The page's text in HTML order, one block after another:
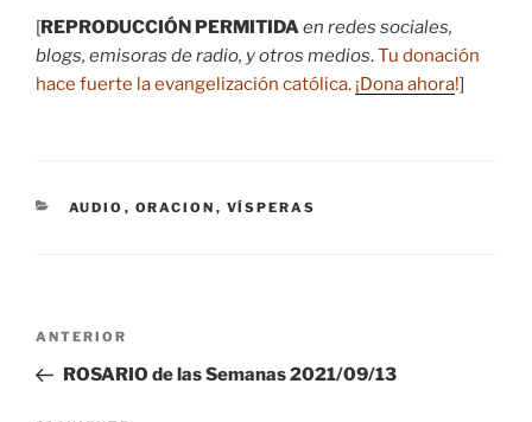
[REPRODUCCIÓN PERMITIDAen redes sociales,
blogs, emisoras de radio, y otros medios.Tu donación
hace fuerte la evangelización católica. ¡Dona ahora!]
CATEGORÍAS
AUDIO , ORACION , VÍSPERAS
Navegación
entradas
Entrada
anterior:
ANTERIOR
ROSARIO de las Semanas 2021/09/13